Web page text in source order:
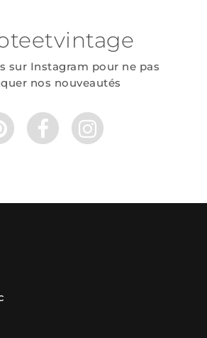
sur Instagram pour ne pas
nos nouveautés